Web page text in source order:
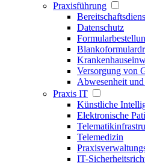
Praxisführung
Datenschutz
Versorgung von
Abwesenheit
Praxis IT
Künstliche
Elektronische
Telemedizin
IT-